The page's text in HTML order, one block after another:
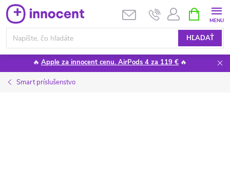
Prejsť
na
obsah
HĽADAŤ
KOŠÍK
🔥 Apple za innocent cenu. AirPods 4 za 119 € 🔥
Smart príslušenstvo